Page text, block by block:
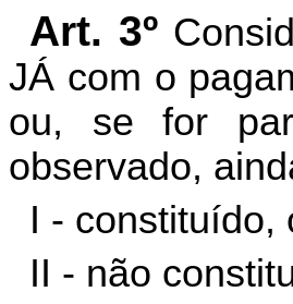
Art. 3º
JÁ com o
ou, se for
observado,
I - constituído,
II - não